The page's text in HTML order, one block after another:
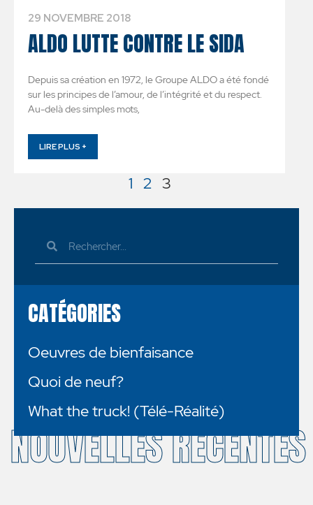
ALDO LUTTE CONTRE LE SIDA
Depuis sa création en 1972, le Groupe ALDO a été fondé
sur les principes de l’amour, de l’intégrité et du respect.
Au-delà des simples mots,
LIRE PLUS +
29 NOVEMBRE 2018
1 2 3
CATÉGORIES
Oeuvres de bienfaisance
Quoi de neuf?
What the truck! (Télé-Réalité)
NOUVELLES RÉCENTES